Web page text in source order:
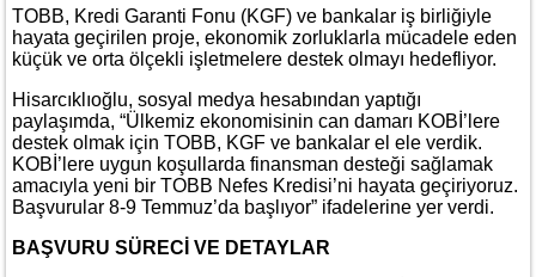
TOBB, Kredi Garanti Fonu (KGF) ve bankalar iş birliğiyle
hayata geçirilen proje, ekonomik zorluklarla mücadele eden
küçük ve orta ölçekli işletmelere destek olmayı hedefliyor.
Hisarcıklıoğlu, sosyal medya hesabından yaptığı
paylaşımda, “Ülkemiz ekonomisinin can damarı KOBİ’lere
destek olmak için TOBB, KGF ve bankalar el ele verdik.
KOBİ’lere uygun koşullarda finansman desteği sağlamak
amacıyla yeni bir TOBB Nefes Kredisi’ni hayata geçiriyoruz.
Başvurular 8-9 Temmuz’da başlıyor” ifadelerine yer verdi.
BAŞVURU SÜRECİ VE DETAYLAR